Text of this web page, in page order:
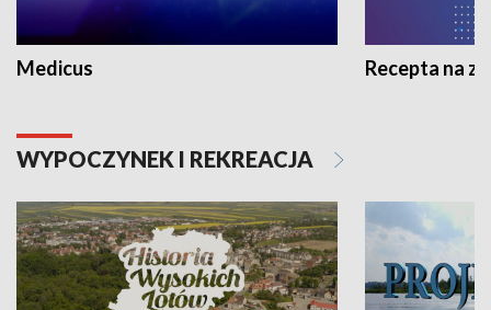
Medicus Recepta na
WYPOCZYNEK I REKREACJA